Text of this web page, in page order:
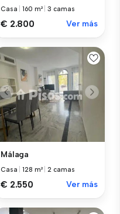
Casa |160 m² |3 camas
€ 2.800 Ver más
Málaga
Casa |128 m² |2 camas
€ 2.550 Ver más